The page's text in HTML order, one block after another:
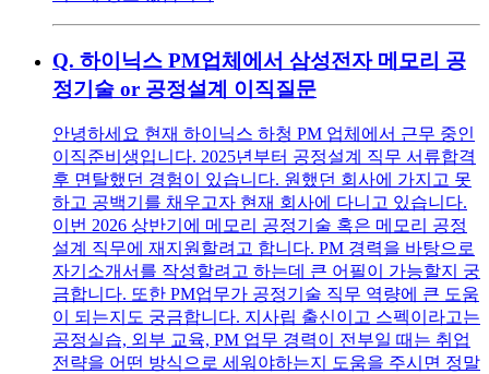
Q. 하이닉스 PM업체에서 삼성전자 메모리 공
정기술 or 공정설계 이직질문
안녕하세요 현재 하이닉스 하청 PM 업체에서 근무 중인
이직준비생입니다. 2025년부터 공정설계 직무 서류합격
후 면탈했던 경험이 있습니다. 원했던 회사에 가지고 못
하고 공백기를 채우고자 현재 회사에 다니고 있습니다.
이번 2026 상반기에 메모리 공정기술 혹은 메모리 공정
설계 직무에 재지원할려고 합니다. PM 경력을 바탕으로
자기소개서를 작성할려고 하는데 큰 어필이 가능할지 궁
금합니다. 또한 PM업무가 공정기술 직무 역량에 큰 도움
이 되는지도 궁금합니다. 지사립 출신이고 스펙이라고는
공정실습, 외부 교육, PM 업무 경력이 전부일 때는 취업
전략을 어떤 방식으로 세워야하는지 도움을 주시면 정말